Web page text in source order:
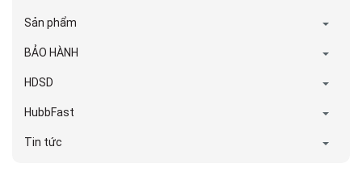
Sản phẩm
BẢO HÀNH
HDSD
HubbFast
Tin tức